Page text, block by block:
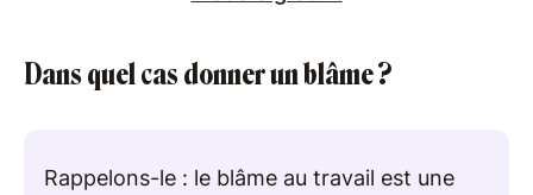
Dans quel cas donner un blâme ?
Rappelons-le : le blâme au travail est une